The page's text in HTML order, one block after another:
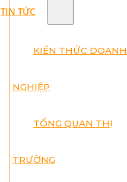
TIN TỨC
KIẾN THỨC DOANH
NGHIỆP
TỔNG QUAN THỊ
TRƯỜNG